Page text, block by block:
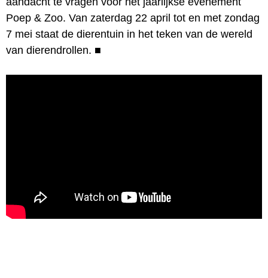
Poep & Zoo. Van zaterdag 22 april tot en met zondag
7 mei staat de dierentuin in het teken van de wereld
van dierendrollen. ■